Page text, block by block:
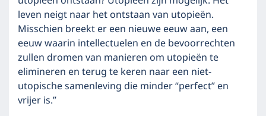
leven neigt naar het ontstaan ​​van utopieën.
Misschien breekt er een nieuwe eeuw aan, een
eeuw waarin intellectuelen en de bevoorrechten
zullen dromen van manieren om utopieën te
elimineren en terug te keren naar een niet-
utopische samenleving die minder “perfect” en
vrijer is.”